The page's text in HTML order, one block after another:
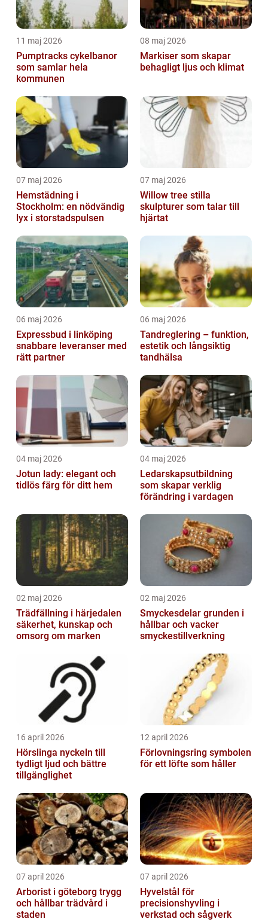
11 maj 2026
Pumptracks cykelbanor
som samlar hela
kommunen
08 maj 2026
Markiser som skapar
behagligt ljus och klimat
07 maj 2026
Hemstädning i
Stockholm: en nödvändig
lyx i storstadspulsen
07 maj 2026
Willow tree stilla
skulpturer som talar till
hjärtat
06 maj 2026
Expressbud i linköping
snabbare leveranser med
rätt partner
06 maj 2026
Tandreglering – funktion,
estetik och långsiktig
tandhälsa
04 maj 2026
Jotun lady: elegant och
tidlös färg för ditt hem
04 maj 2026
Ledarskapsutbildning
som skapar verklig
förändring i vardagen
02 maj 2026
Trädfällning i härjedalen
säkerhet, kunskap och
omsorg om marken
02 maj 2026
Smyckesdelar grunden i
hållbar och vacker
smyckestillverkning
16 april 2026
Hörslinga nyckeln till
tydligt ljud och bättre
tillgänglighet
12 april 2026
Förlovningsring symbolen
för ett löfte som håller
07 april 2026
Arborist i göteborg trygg
och hållbar trädvård i
staden
07 april 2026
Hyvelstål för
precisionshyvling i
verkstad och sågverk